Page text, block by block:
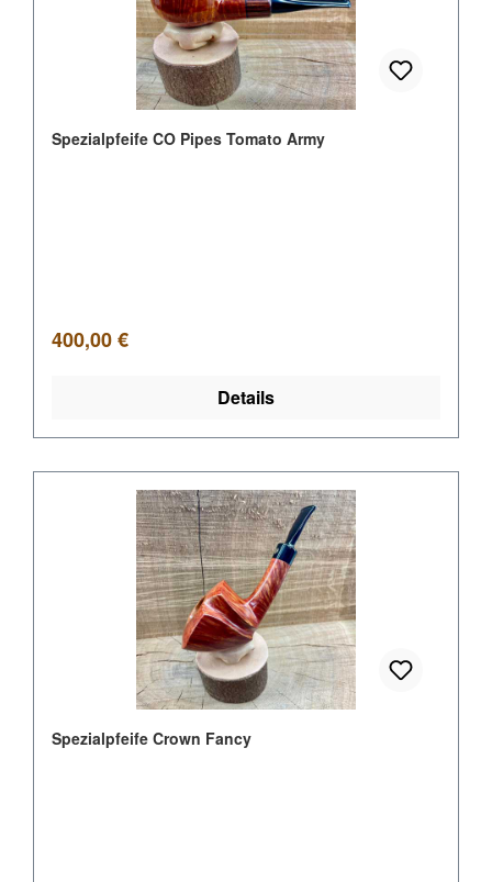
Spezialpfeife CO Pipes Tomato Army
Regulärer Preis:
400,00 €
Details
Spezialpfeife Crown Fancy